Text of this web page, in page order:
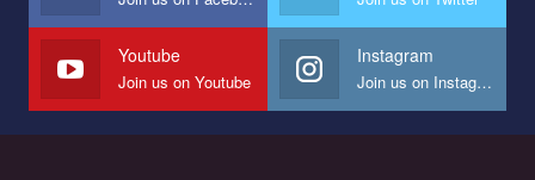
Youtube
Join us on Youtube
Instagram
Join us on Instagram